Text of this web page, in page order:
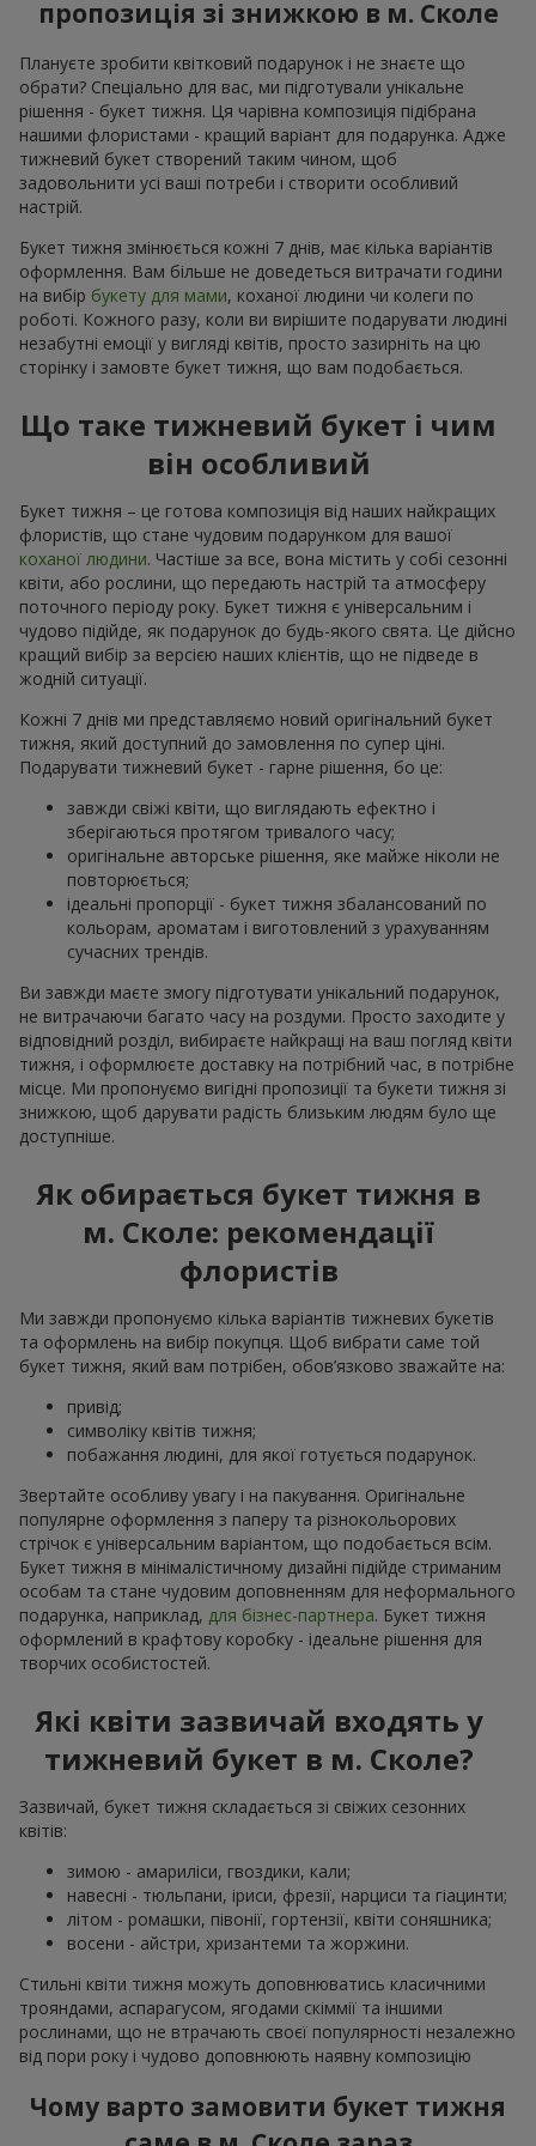
пропозиція зі знижкою в м. Сколе
Плануєте зробити квітковий подарунок і не знаєте що
обрати? Спеціально для вас, ми підготували унікальне
рішення - букет тижня. Ця чарівна композиція підібрана
нашими флористами - кращий варіант для подарунка. Адже
тижневий букет створений таким чином, щоб
задовольнити усі ваші потреби і створити особливий
настрій.
Букет тижня змінюється кожні 7 днів, має кілька варіантів
оформлення. Вам більше не доведеться витрачати години
на вибір букету для мами, коханої людини чи колеги по
роботі. Кожного разу, коли ви вирішите подарувати людині
незабутні емоції у вигляді квітів, просто зазирніть на цю
сторінку і замовте букет тижня, що вам подобається.
Що таке тижневий букет і чим
він особливий
Букет тижня – це готова композиція від наших найкращих
флористів, що стане чудовим подарунком для вашої
коханої людини. Частіше за все, вона містить у собі сезонні
квіти, або рослини, що передають настрій та атмосферу
поточного періоду року. Букет тижня є універсальним і
чудово підійде, як подарунок до будь-якого свята. Це дійсно
кращий вибір за версією наших клієнтів, що не підведе в
жодній ситуації.
Кожні 7 днів ми представляємо новий оригінальний букет
тижня, який доступний до замовлення по супер ціні.
Подарувати тижневий букет - гарне рішення, бо це:
завжди свіжі квіти, що виглядають ефектно і
зберігаються протягом тривалого часу;
оригінальне авторське рішення, яке майже ніколи не
повторюється;
ідеальні пропорції - букет тижня збалансований по
кольорам, ароматам і виготовлений з урахуванням
сучасних трендів.
Ви завжди маєте змогу підготувати унікальний подарунок,
не витрачаючи багато часу на роздуми. Просто заходите у
відповідний розділ, вибираєте найкращі на ваш погляд квіти
тижня, і оформлюєте доставку на потрібний час, в потрібне
місце. Ми пропонуємо вигідні пропозиції та букети тижня зі
знижкою, щоб дарувати радість близьким людям було ще
доступніше.
Як обирається букет тижня в
м. Сколе: рекомендації
флористів
Ми завжди пропонуємо кілька варіантів тижневих букетів
та оформлень на вибір покупця. Щоб вибрати саме той
букет тижня, який вам потрібен, обов’язково зважайте на:
привід;
символіку квітів тижня;
побажання людині, для якої готується подарунок.
Звертайте особливу увагу і на пакування. Оригінальне
популярне оформлення з паперу та різнокольорових
стрічок є універсальним варіантом, що подобається всім.
Букет тижня в мінімалістичному дизайні підійде стриманим
особам та стане чудовим доповненням для неформального
подарунка, наприклад, для бізнес-партнера. Букет тижня
оформлений в крафтову коробку - ідеальне рішення для
творчих особистостей.
Які квіти зазвичай входять у
тижневий букет в м. Сколе?
Зазвичай, букет тижня складається зі свіжих сезонних
квітів:
зимою - амариліси, гвоздики, кали;
навесні - тюльпани, іриси, фрезії, нарциси та гіацинти;
літом - ромашки, півонії, гортензії, квіти соняшника;
восени - айстри, хризантеми та жоржини.
Стильні квіти тижня можуть доповнюватись класичними
трояндами, аспарагусом, ягодами скіммії та іншими
рослинами, що не втрачають своєї популярності незалежно
від пори року і чудово доповнюють наявну композицію
Чому варто замовити букет тижня